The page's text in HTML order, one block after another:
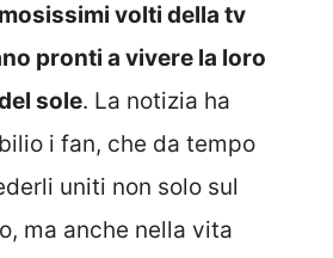
volti della tv
pronti a vivere la loro
sole. La notizia ha
i fan, che da tempo
uniti non solo sul
ma anche nella vita